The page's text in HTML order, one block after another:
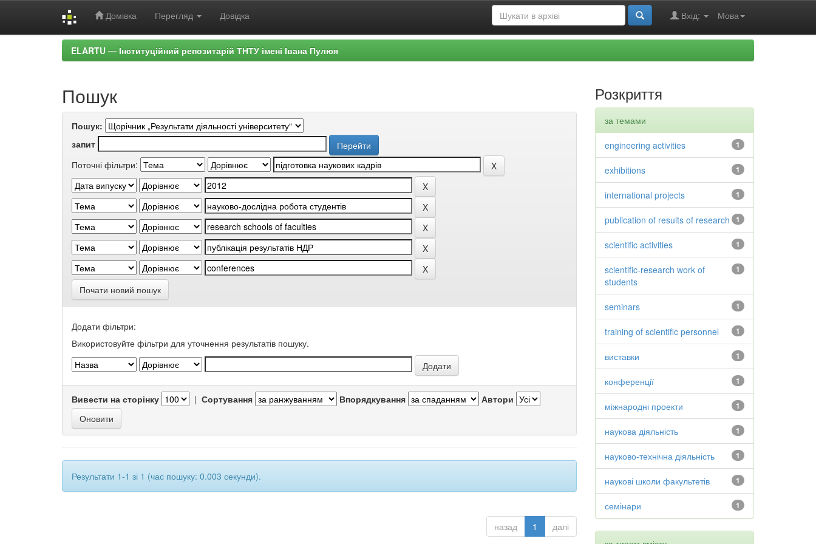
Домівка Перегляд Довідка Мова
Вхід:
ELARTU — Інституційний репозитарій ТНТУ імені Івана Пулюя
Пошук
Пошук:
запит
Поточні фільтри:
Почати новий пошук
Додати фільтри:
Використовуйте фільтри для уточнення результатів пошуку.
Вивести на сторінку | Сортування Впорядкування Автори
Результати 1-1 зі 1 (час пошуку: 0.003 секунди).
назад 1 далі
Розкриття
за темами
1
engineering activities
1
exhibitions
1
international projects
1
publication of results of research
1
scientific activities
1
scientific-research work of
students
1
seminars
1
training of scientific personnel
1
виставки
1
конференції
1
міжнародні проекти
1
наукова діяльність
1
науково-технічна діяльність
1
наукові школи факультетів
1
семінари